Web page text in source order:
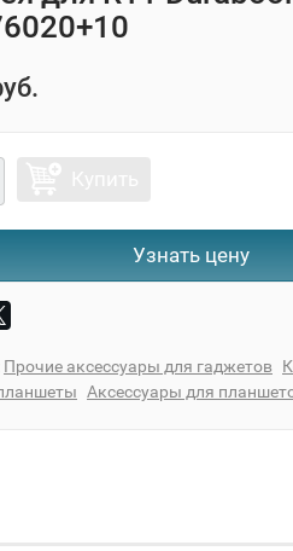
Узнать цену
Прочие аксессуары для гаджетов
Аксессуары для